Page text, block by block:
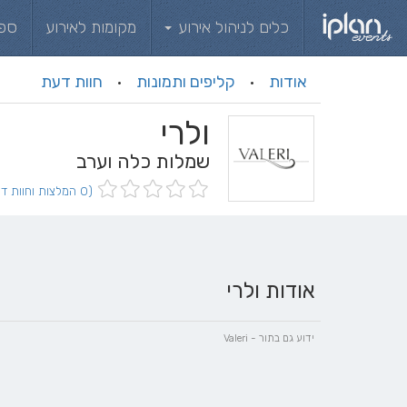
כלים לניהול אירוע מקומות לאירוע
אודות · קליפים ותמונות · חוות דעת
ולרי
שמלות כלה וערב
(0 המלצות וחוות דעת)
אודות ולרי
ידוע גם בתור - Valeri